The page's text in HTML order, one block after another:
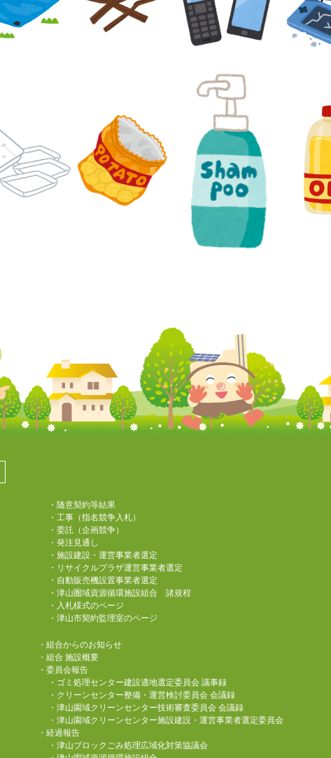
・随意契約等結果
・工事（指名競争入札）
・委託（企画競争）
・発注見通し
・施設建設・運営事業者選定
・リサイクルプラザ運営事業者選定
・自動販売機設置事業者選定
・津山圏域資源循環施設組合 諸規程
・入札様式のページ
・津山市契約監理室のページ
・組合からのお知らせ
・組合 施設概要
・委員会報告
・ゴミ処理センター建設適地選定委員会 議事録
・クリーンセンター整備・運営検討委員会 会議録
・津山園域クリーンセンター技術審査委員会 会議録
・津山園域クリーンセンター施設建設・運営事業者選定委員会
・経過報告
・津山ブロックごみ処理広域化対策協議会